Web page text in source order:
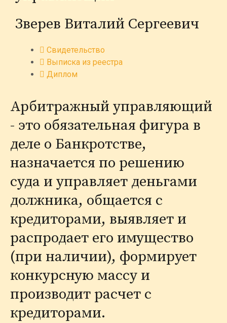
Зверев Виталий Сергеевич
Свидетельство
Выписка из реестра
Диплом
Арбитражный управляющий
- это обязательная фигура в
деле о Банкротстве,
назначается по решению
суда и управляет деньгами
должника, общается с
кредиторами, выявляет и
распродает его имущество
(при наличии), формирует
конкурсную массу и
производит расчет с
кредиторами.